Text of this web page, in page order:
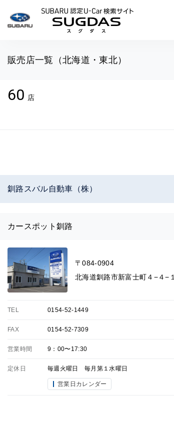
販売店一覧（北海道・東北）
60 店
釧路スバル自動車（株）
カースポット釧路
〒084-0904
北海道釧路市新富士町４−４−１
TEL 0154-52-1449
FAX 0154-52-7309
営業時間 9：00〜17:30
定休日 毎週火曜日 毎月第１水曜日
営業日カレンダー